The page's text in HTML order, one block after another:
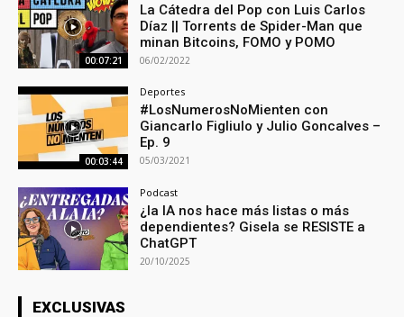
00:07:21
La Cátedra del Pop con Luis Carlos
Díaz || Torrents de Spider-Man que
minan Bitcoins, FOMO y POMO
06/02/2022
00:03:44
Deportes
#LosNumerosNoMienten con
Giancarlo Figliulo y Julio Goncalves –
Ep. 9
05/03/2021
Podcast
¿la IA nos hace más listas o más
dependientes? Gisela se RESISTE a
ChatGPT
20/10/2025
EXCLUSIVAS